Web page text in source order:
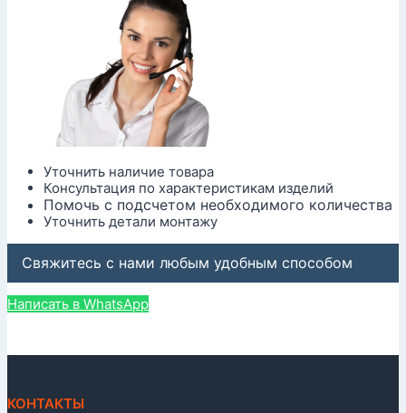
Уточнить наличие товара
Консультация по характеристикам изделий
Помочь с подсчетом необходимого количества
Уточнить детали монтажу
Свяжитесь с нами любым удобным способом
Написать в WhatsApp
КОНТАКТЫ